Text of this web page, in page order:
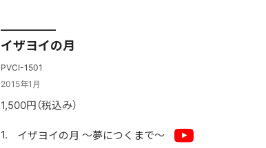
イザヨイの月
PVCI-1501
2015年1月
1,500円（税込み）
イザヨイの月 ～夢につくまで～